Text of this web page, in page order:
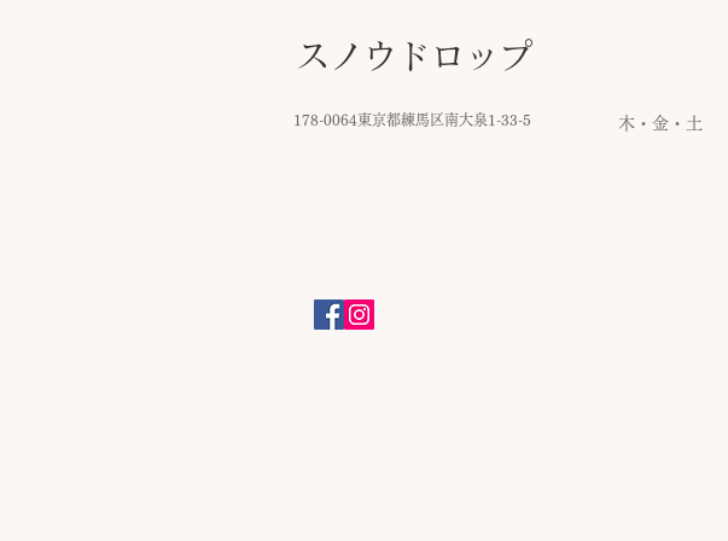
スノウドロップ
178-0064東京都練馬区南大泉1-33-5 木・金・土